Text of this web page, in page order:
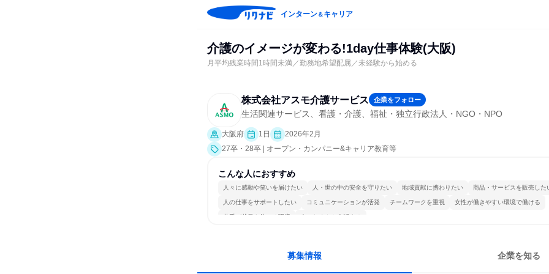
インターン＆キャリア
介護のイメージが変わる!1day仕事体験(大阪)
月平均残業時間1時間未満／勤務地希望配属／未経験から始める
株式会社アスモ介護サービス 企業をフォロー
生活関連サービス、看護・介護、福祉・独立行政法人・NGO・NPO
大阪府 1日
2026年2月
27卒・28卒 | オープン・カンパニー&キャリア教育等
こんな人におすすめ
人々に感動や笑いを届けたい 人・世の中の安全を守りたい 地域貢献に携わりたい 商品・サービスを販売した
人の仕事をサポートしたい コミュニケーションが活発 チームワークを重視 女性が働きやすい環境で働ける
若手が裁量を持てる環境 人とたくさん会話する
募集情報 企業を知る